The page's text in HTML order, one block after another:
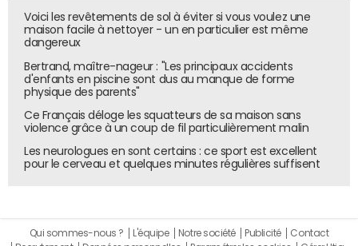
Voici les revêtements de sol à éviter si vous voulez une
maison facile à nettoyer - un en particulier est même
dangereux
Bertrand, maître-nageur : "Les principaux accidents
d'enfants en piscine sont dus au manque de forme
physique des parents"
Ce Français déloge les squatteurs de sa maison sans
violence grâce à un coup de fil particulièrement malin
Les neurologues en sont certains : ce sport est excellent
pour le cerveau et quelques minutes régulières suffisent
Qui sommes-nous ? L'équipe Notre société Publicité
Contact